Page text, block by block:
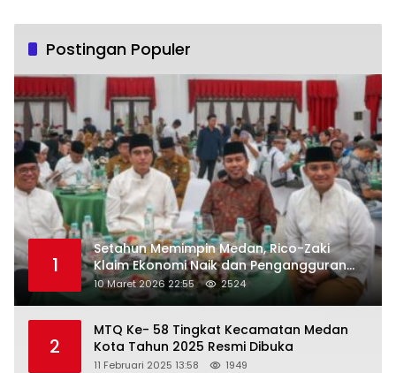
Postingan Populer
1
Setahun Memimpin Medan, Rico-Zaki
Klaim Ekonomi Naik dan Pengangguran
Turun
10 Maret 2026 22:55 2524
2
MTQ Ke- 58 Tingkat Kecamatan Medan
Kota Tahun 2025 Resmi Dibuka
11 Februari 2025 13:58 1949